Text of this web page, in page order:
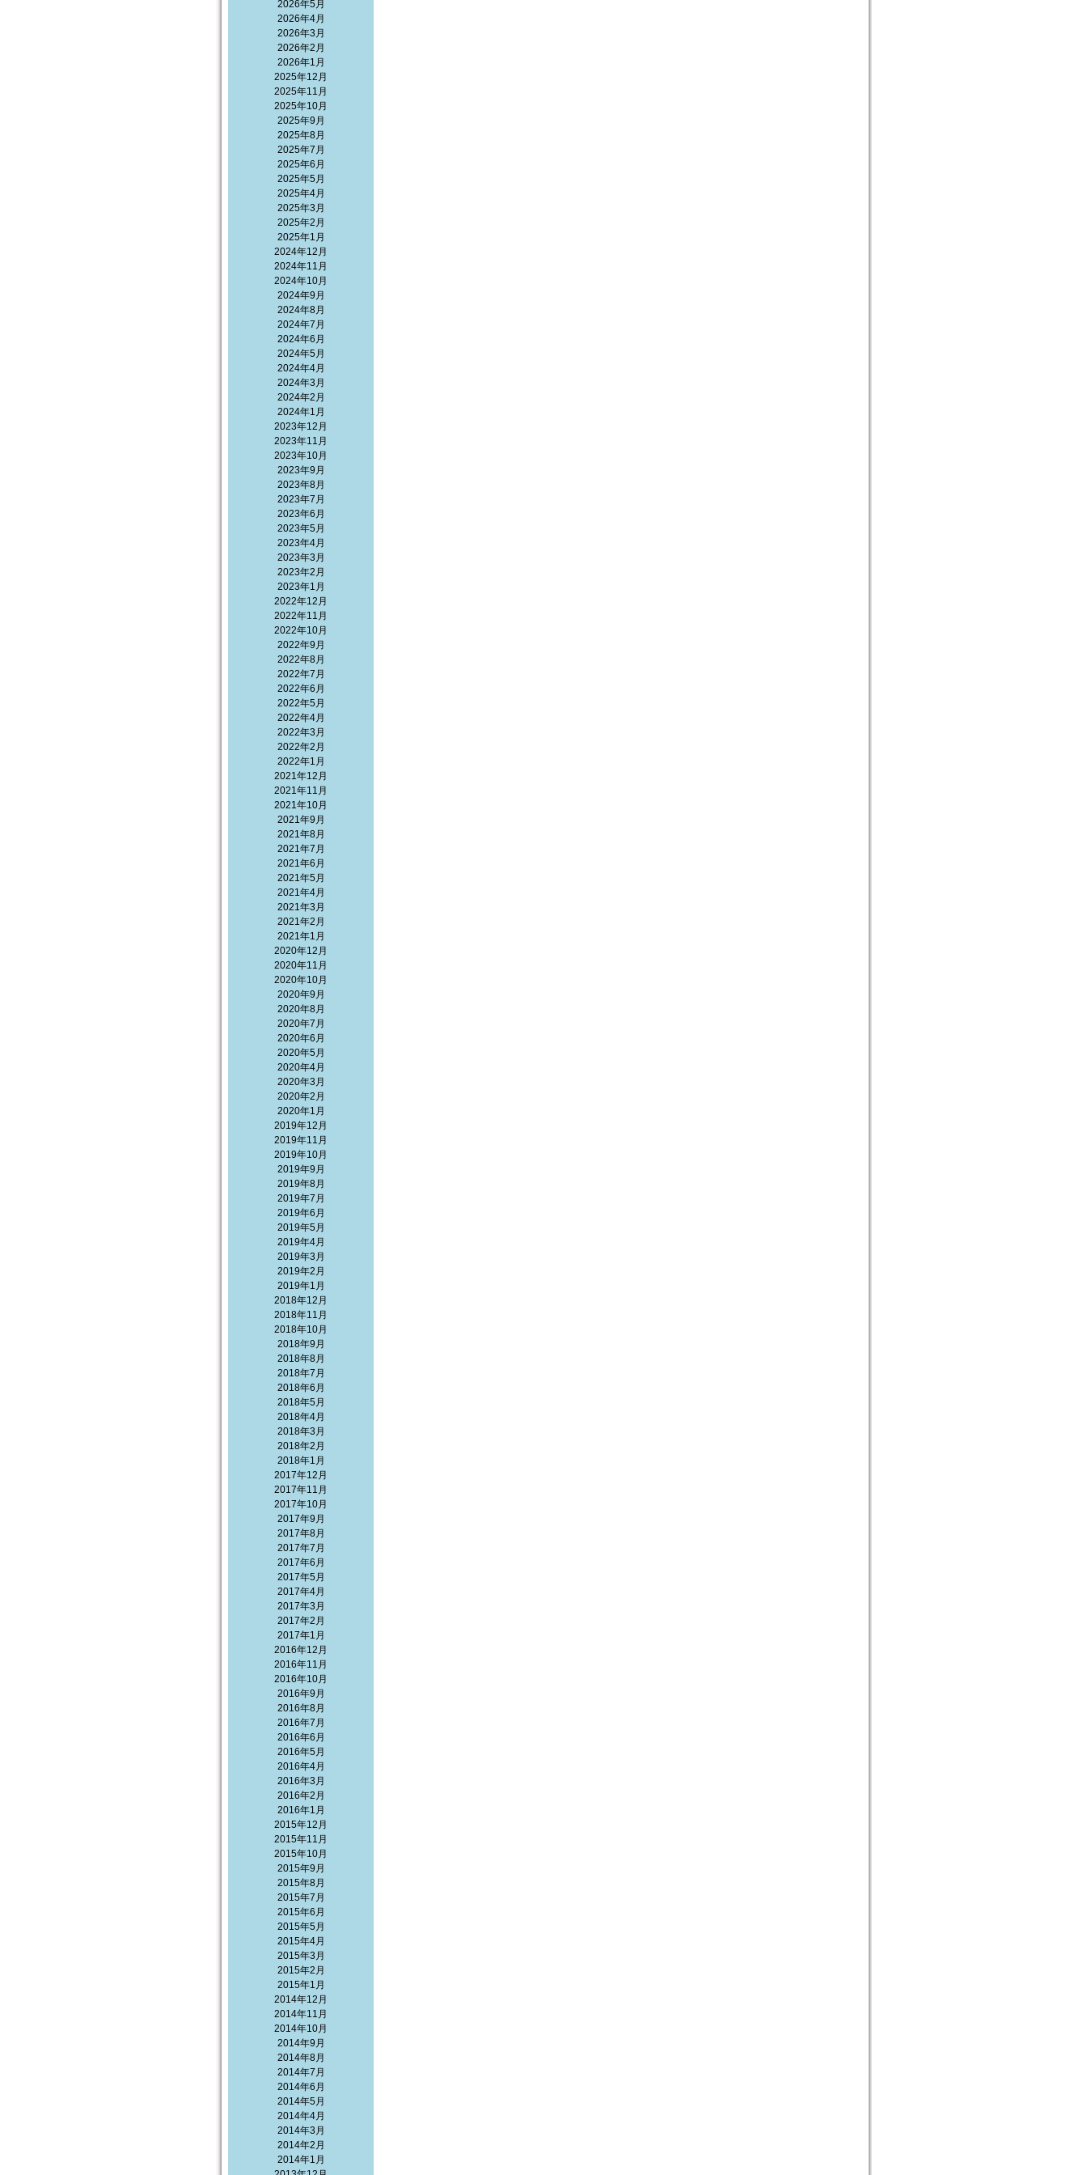
2026年5月
2026年4月
2026年3月
2026年2月
2026年1月
2025年12月
2025年11月
2025年10月
2025年9月
2025年8月
2025年7月
2025年6月
2025年5月
2025年4月
2025年3月
2025年2月
2025年1月
2024年12月
2024年11月
2024年10月
2024年9月
2024年8月
2024年7月
2024年6月
2024年5月
2024年4月
2024年3月
2024年2月
2024年1月
2023年12月
2023年11月
2023年10月
2023年9月
2023年8月
2023年7月
2023年6月
2023年5月
2023年4月
2023年3月
2023年2月
2023年1月
2022年12月
2022年11月
2022年10月
2022年9月
2022年8月
2022年7月
2022年6月
2022年5月
2022年4月
2022年3月
2022年2月
2022年1月
2021年12月
2021年11月
2021年10月
2021年9月
2021年8月
2021年7月
2021年6月
2021年5月
2021年4月
2021年3月
2021年2月
2021年1月
2020年12月
2020年11月
2020年10月
2020年9月
2020年8月
2020年7月
2020年6月
2020年5月
2020年4月
2020年3月
2020年2月
2020年1月
2019年12月
2019年11月
2019年10月
2019年9月
2019年8月
2019年7月
2019年6月
2019年5月
2019年4月
2019年3月
2019年2月
2019年1月
2018年12月
2018年11月
2018年10月
2018年9月
2018年8月
2018年7月
2018年6月
2018年5月
2018年4月
2018年3月
2018年2月
2018年1月
2017年12月
2017年11月
2017年10月
2017年9月
2017年8月
2017年7月
2017年6月
2017年5月
2017年4月
2017年3月
2017年2月
2017年1月
2016年12月
2016年11月
2016年10月
2016年9月
2016年8月
2016年7月
2016年6月
2016年5月
2016年4月
2016年3月
2016年2月
2016年1月
2015年12月
2015年11月
2015年10月
2015年9月
2015年8月
2015年7月
2015年6月
2015年5月
2015年4月
2015年3月
2015年2月
2015年1月
2014年12月
2014年11月
2014年10月
2014年9月
2014年8月
2014年7月
2014年6月
2014年5月
2014年4月
2014年3月
2014年2月
2014年1月